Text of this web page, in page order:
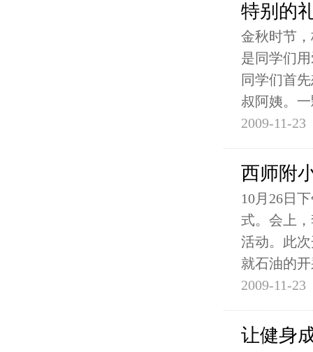
特别的
金秋时节
是同学们
同学们首
叔阿姨。
2009-11-23
西师附
10月26日
式。会上
活动。此
就石油的
2009-11-23
让健身